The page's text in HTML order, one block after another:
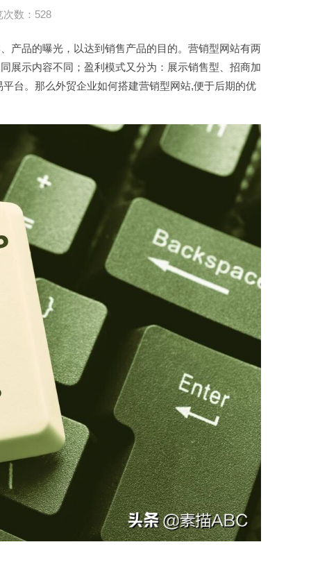
次数：528
产品的曝光，以达到销售产品的目的。营销型网站有两
展示内容不同；盈利模式又分为：展示销售型、招商加
台。那么外贸企业如何搭建营销型网站,便于后期的优